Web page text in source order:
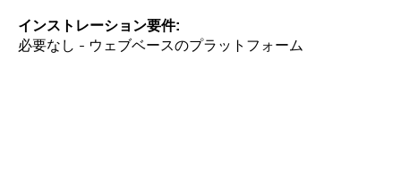
インストレーション要件
必要なし - ウェブベースのプラットフォーム